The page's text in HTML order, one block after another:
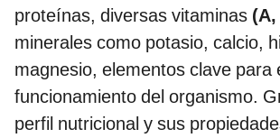
proteínas, diversas vitaminas (A,
minerales como potasio, calcio,
magnesio, elementos clave para
funcionamiento del organismo.
perfil nutricional y sus